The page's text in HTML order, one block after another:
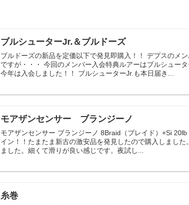
ブルシューターJr.＆ブルドーズ
ブルドーズの新品を定価以下で発見即購入！！ デプスのメ
ですが・・・ 今回のメンバー入会特典ルアーはブルシュー
今年は入会しました！！ ブルシューターJr.も本日届き...
モアザンセンサー ブランジーノ
モアザンセンサー ブランジーノ 8Braid（ブレイド）+Si
イン！！たまたま新古の激安品を発見したので購入しまし
ました。細くて滑りが良い感じです。夜試し...
糸巻